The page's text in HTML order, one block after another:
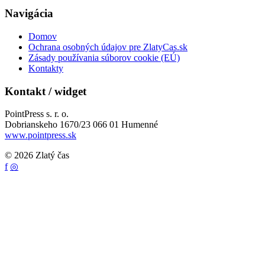
Navigácia
Domov
Ochrana osobných údajov pre ZlatyCas.sk
Zásady používania súborov cookie (EÚ)
Kontakty
Kontakt / widget
PointPress s. r. o.
Dobrianskeho 1670/23 066 01 Humenné
www.pointpress.sk
© 2026 Zlatý čas
f ◎